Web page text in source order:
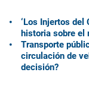
‘Los Injertos del
historia sobre el
Transporte
circulación de
decisión?